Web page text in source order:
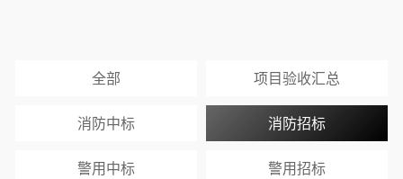
全部 项目验收汇总
消防中标 消防招标
警用中标 警用招标